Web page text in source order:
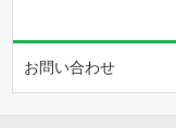
お問い合わせ